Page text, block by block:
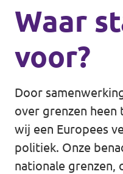
Waar
voor?
Door
over grenzen
wij een Europees
politiek. Onze
nationale grenzen,